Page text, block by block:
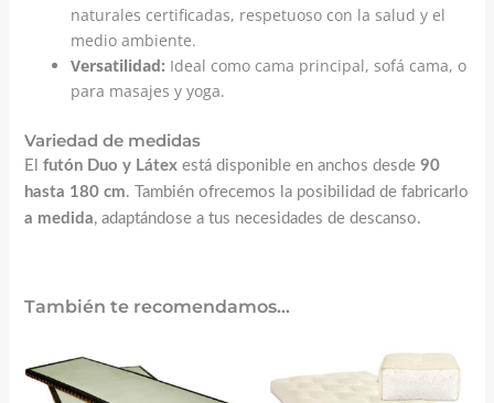
naturales certificadas, respetuoso con la salud y el
medio ambiente.
Versatilidad: Ideal como cama principal, sofá cama, o
para masajes y yoga.
Variedad de medidas
El futón Duo y Látexestá disponible en anchos desde 90
hasta 180 cm. También ofrecemos la posibilidad de fabricarlo
a medida, adaptándose a tus necesidades de descanso.
También te recomendamos…